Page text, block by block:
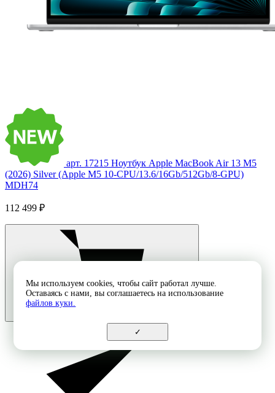
арт. 17215 Ноутбук Apple MacBook Air 13 M5
(2026) Silver (Apple M5 10-CPU/13.6/16Gb/512Gb/8-GPU)
MDH74
112 499 ₽
Мы используем cookies, чтобы сайт работал лучше.
Оставаясь с нами, вы соглашаетесь на использование
файлов куки.
✓